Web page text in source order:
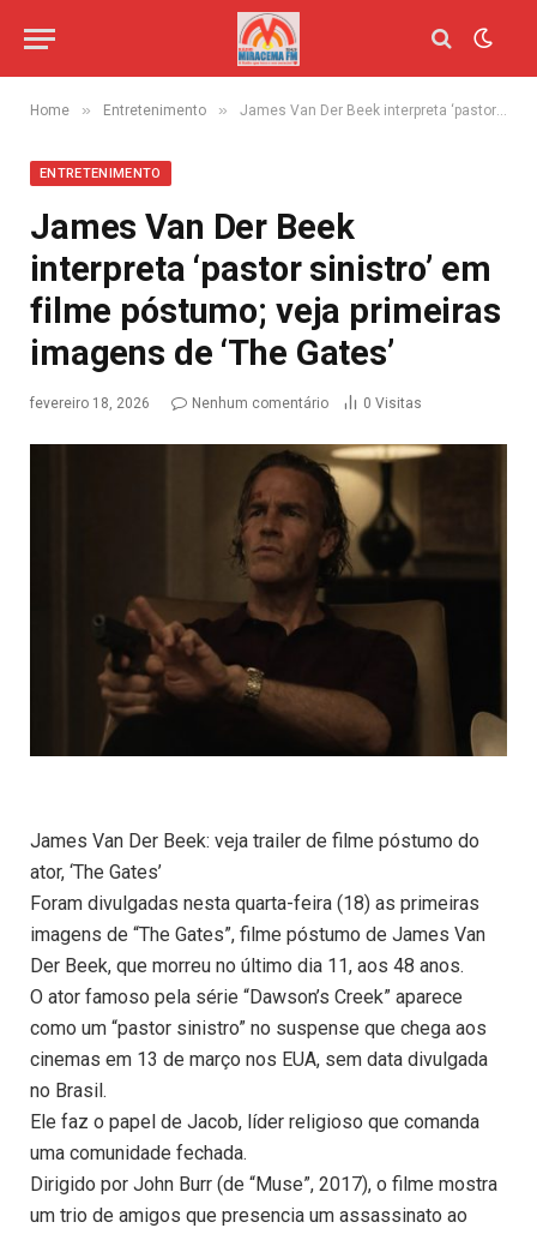
Home » Entretenimento » James Van Der Beek interpreta ‘pastor sinistro’ em filme póstumo; veja primeiras imagens de ‘The Gates’
ENTRETENIMENTO
James Van Der Beek
interpreta ‘pastor sinistro’ em
filme póstumo; veja primeiras
imagens de ‘The Gates’
fevereiro 18, 2026 Nenhum comentário 0 Visitas
James Van Der Beek: veja trailer de filme póstumo do
ator, ‘The Gates’
Foram divulgadas nesta quarta-feira (18) as primeiras
imagens de “The Gates”, filme póstumo de James Van
Der Beek, que morreu no último dia 11, aos 48 anos.
O ator famoso pela série “Dawson’s Creek” aparece
como um “pastor sinistro” no suspense que chega aos
cinemas em 13 de março nos EUA, sem data divulgada
no Brasil.
Ele faz o papel de Jacob, líder religioso que comanda
uma comunidade fechada.
Dirigido por John Burr (de “Muse”, 2017), o filme mostra
um trio de amigos que presencia um assassinato ao